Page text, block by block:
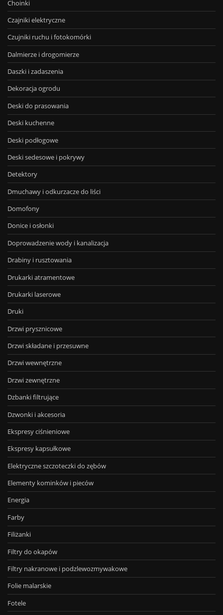
Choinki
Czajniki elektryczne
Czujniki ruchu i fotokomórki
Dalmierze i drogomierze
Daszki i zadaszenia
Dekoracja ogrodu
Deski do prasowania
Deski kuchenne
Deski podłogowe
Deski sedesowe i pokrywy
Detektory
Dmuchawy i odkurzacze do liści
Domofony
Donice i osłonki
Doprowadzenie wody i kanalizacja
Drabiny i rusztowania
Drukarki atramentowe
Drukarki laserowe
Druki
Drzwi prysznicowe
Drzwi składane i przesuwne
Drzwi wewnętrzne
Drzwi zewnętrzne
Dzbanki filtrujące
Dzwonki i akcesoria
Ekspresy ciśnieniowe
Ekspresy kapsułkowe
Elektryczne szczoteczki do zębów
Elementy kominków i pieców
Energia
Farby
Filiżanki
Filtry do okapów
Filtry nakranowe i podzlewozmywakowe
Folie malarskie
Fotele